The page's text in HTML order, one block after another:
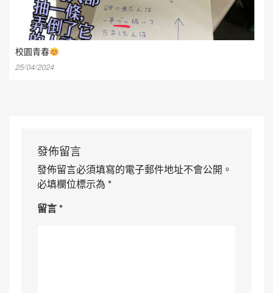
校園青春
25/04/2024
發佈留言
發佈留言必須填寫的電子郵件地址不會公開。
必填欄位標示為 *
留言*